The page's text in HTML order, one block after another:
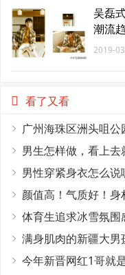
吴磊
潮流
2019-
看了又看
广州海珠区洲头咀
男生怎样做，看上去
男性穿紧身衣怎么
这4个条件
颜值高！气质好！
体育生追求冰雪氛
满身肌肉的新疆大
今年新晋网红1哥就